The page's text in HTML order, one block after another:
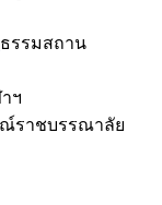
ธรรมสถาน
ฯ
ราชบรรณาลัย